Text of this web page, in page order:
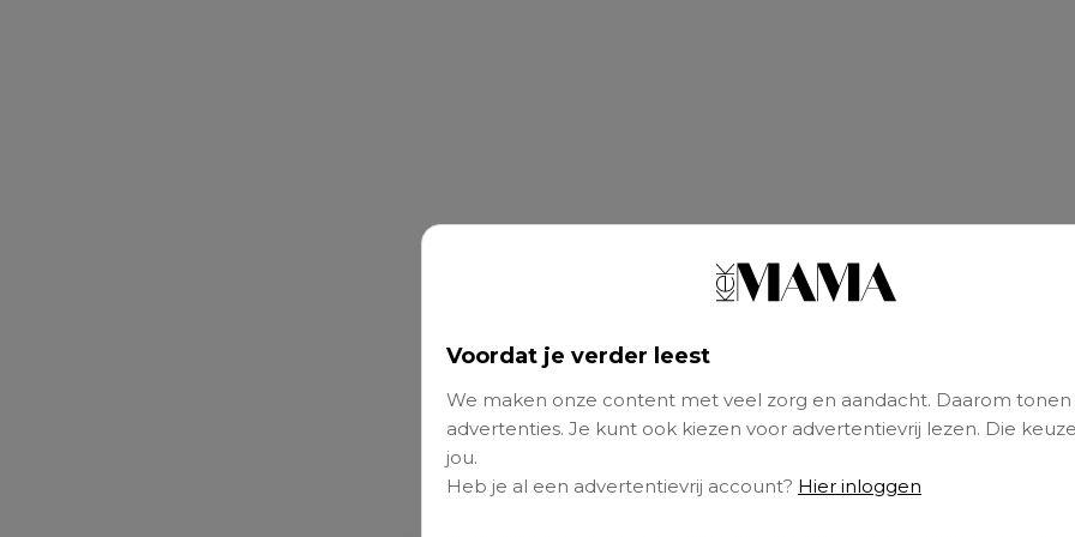
Voordat je verder leest
We maken onze content met veel zorg en aandacht. Daarom tonen
advertenties. Je kunt ook kiezen voor advertentievrij lezen. Die
jou.
Heb je al een advertentievrij account? Hier inloggen